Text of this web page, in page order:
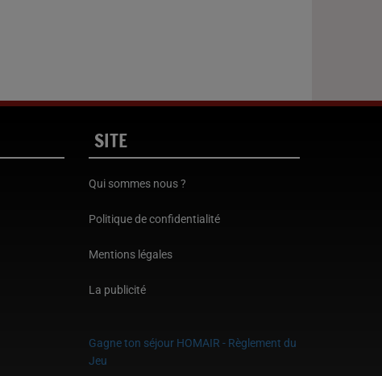
SITE
Qui sommes nous ?
Politique de confidentialité
Mentions légales
La publicité
Gagne ton séjour HOMAIR - Règlement du
Jeu